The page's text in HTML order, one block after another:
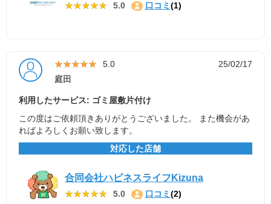
★★★★★
★★★★★ 5.0 口コミ (1)
★★★★★
★★★★★ 5.0
25/02/17
庭田
利用したサービス: ゴミ屋敷片付け
この度はご依頼頂きありがとうございました。 また機会があ
ればよろしくお願い致します。
対応した店舗
合同会社ハピネスライフKizuna
★★★★★
★★★★★ 5.0 口コミ (2)